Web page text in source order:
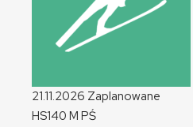
21.11.2026 Zaplanowane
HS140 M PŚ